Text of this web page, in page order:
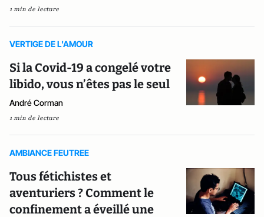
1 min de lecture
VERTIGE DE L'AMOUR
Si la Covid-19 a congelé votre
libido, vous n’êtes pas le seul
André Corman
1 min de lecture
AMBIANCE FEUTREE
Tous fétichistes et
aventuriers ? Comment le
confinement a éveillé une